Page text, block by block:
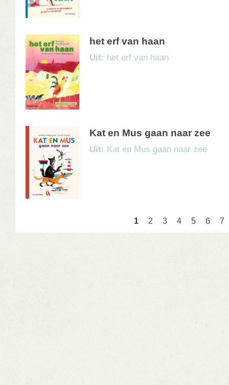
het erf van haan
Uit: het erf van haan
Kat en Mus gaan naar zee
Uit: Kat en Mus gaan naar zee
1 2 3 4 5 6 7